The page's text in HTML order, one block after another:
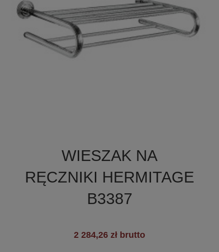
WIESZAK NA
RĘCZNIKI HERMITAGE
B3387
2 284,26 zł brutto